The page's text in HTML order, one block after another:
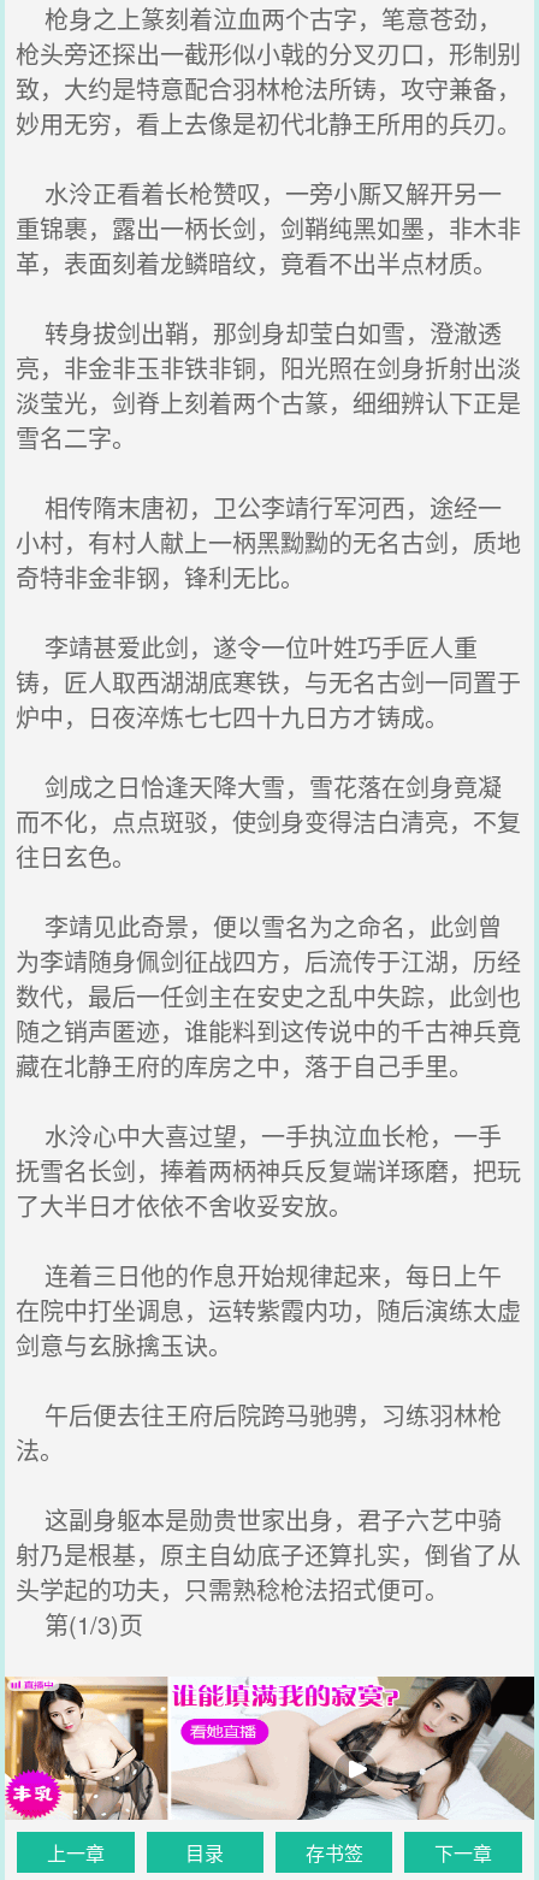
枪身之上篆刻着泣血两个古字，笔意苍劲，
枪头旁还探出一截形似小戟的分叉刃口，形制别
致，大约是特意配合羽林枪法所铸，攻守兼备，
妙用无穷，看上去像是初代北静王所用的兵刃。
水泠正看着长枪赞叹，一旁小厮又解开另一
重锦裹，露出一柄长剑，剑鞘纯黑如墨，非木非
革，表面刻着龙鳞暗纹，竟看不出半点材质。
转身拔剑出鞘，那剑身却莹白如雪，澄澈透
亮，非金非玉非铁非铜，阳光照在剑身折射出淡
淡莹光，剑脊上刻着两个古篆，细细辨认下正是
雪名二字。
相传隋末唐初，卫公李靖行军河西，途经一
小村，有村人献上一柄黑黝黝的无名古剑，质地
奇特非金非钢，锋利无比。
李靖甚爱此剑，遂令一位叶姓巧手匠人重
铸，匠人取西湖湖底寒铁，与无名古剑一同置于
炉中，日夜淬炼七七四十九日方才铸成。
剑成之日恰逢天降大雪，雪花落在剑身竟凝
而不化，点点斑驳，使剑身变得洁白清亮，不复
往日玄色。
李靖见此奇景，便以雪名为之命名，此剑曾
为李靖随身佩剑征战四方，后流传于江湖，历经
数代，最后一任剑主在安史之乱中失踪，此剑也
随之销声匿迹，谁能料到这传说中的千古神兵竟
藏在北静王府的库房之中，落于自己手里。
水泠心中大喜过望，一手执泣血长枪，一手
抚雪名长剑，捧着两柄神兵反复端详琢磨，把玩
了大半日才依依不舍收妥安放。
连着三日他的作息开始规律起来，每日上午
在院中打坐调息，运转紫霞内功，随后演练太虚
剑意与玄脉擒玉诀。
午后便去往王府后院跨马驰骋，习练羽林枪
法。
这副身躯本是勋贵世家出身，君子六艺中骑
射乃是根基，原主自幼底子还算扎实，倒省了从
头学起的功夫，只需熟稔枪法招式便可。
第(1/3)页
上一章 目录 存书签 下一章